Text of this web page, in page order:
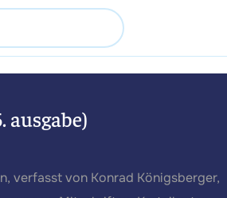
ausgabe)
verfasst von Konrad Königsberger,